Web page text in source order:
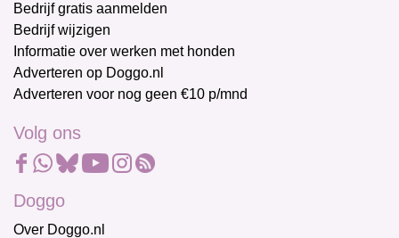
Bedrijf gratis aanmelden
Bedrijf wijzigen
Informatie over werken met honden
Adverteren op Doggo.nl
Adverteren voor nog geen €10 p/mnd
Volg ons
Doggo
Over Doggo.nl